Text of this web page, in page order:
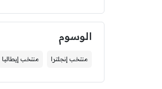
الوسوم
منتخب إنجلترا منتخب إيطاليا